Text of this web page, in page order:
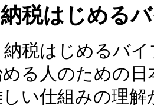
税はじめる
納税はじめるバ
める人のための
い仕組みの理